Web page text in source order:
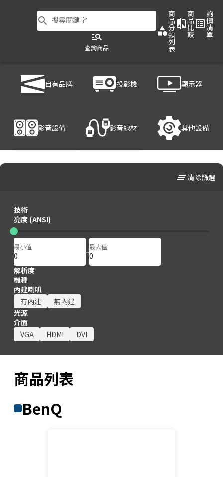
search 搜尋關鍵字
manage_search
查詢商品
category
商
品
分
類
列
表
compare
商
品
比
較
list_alt
詢
價
清
單
自有品牌 投影機 顯示器
影音設備 影音線材 其他設備
家用投影機
clear_all清除篩選
技術
亮度 (ANSI)
100
100
最小值 -最大值
解析度
機種
內建喇叭
有內建
無內建
光源
介面
VGA
HDMI DVI
商品列表
BenQ